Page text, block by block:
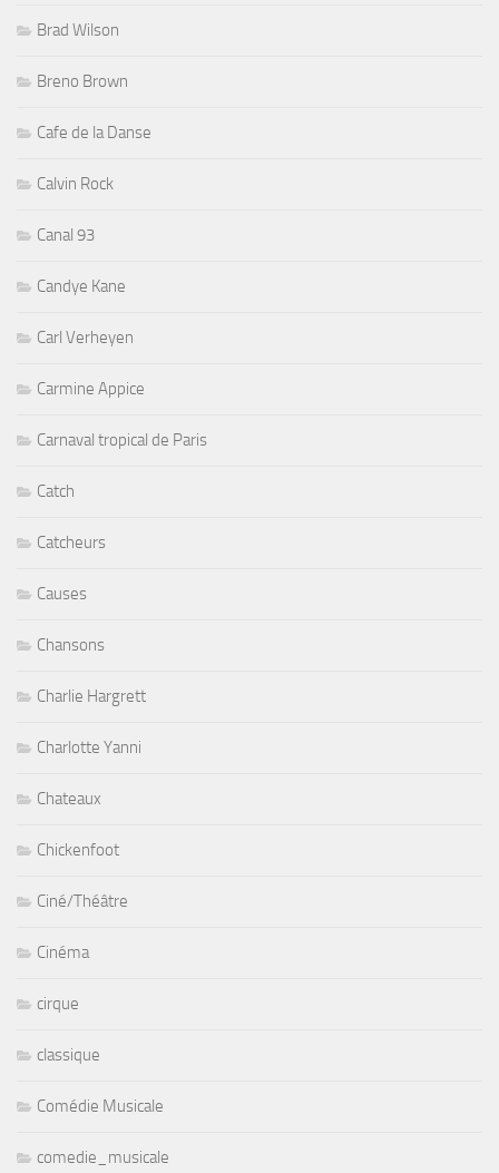
Brad Wilson
Breno Brown
Cafe de la Danse
Calvin Rock
Canal 93
Candye Kane
Carl Verheyen
Carmine Appice
Carnaval tropical de Paris
Catch
Catcheurs
Causes
Chansons
Charlie Hargrett
Charlotte Yanni
Chateaux
Chickenfoot
Ciné/Théâtre
Cinéma
cirque
classique
Comédie Musicale
comedie_musicale